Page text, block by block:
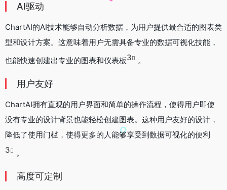
AI驱动
ChartAI的AI技术能够自动分析数据，为用户提供最合适的图表类
型和设计方案。这意味着用户无需具备专业的数据可视化技能，
也能快速创建出专业的图表和仪表板3 。
用户友好
ChartAI拥有直观的用户界面和简单的操作流程，使得用户即使
没有专业的设计背景也能轻松创建图表。这种用户友好的设计，
降低了使用门槛，使得更多的人能够享受到数据可视化的便利
3
。
高度可定制